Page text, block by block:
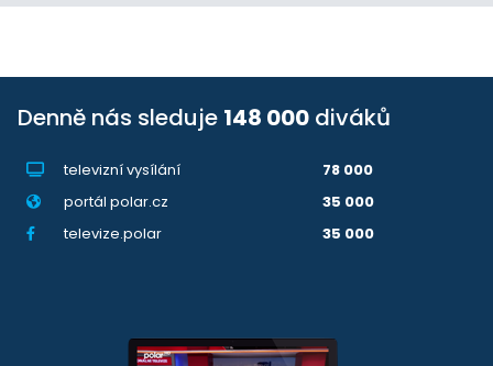
Denně nás sleduje 148 000 diváků
televizní vysílání
78 000
portál polar.cz
35 000
televize.polar
35 000